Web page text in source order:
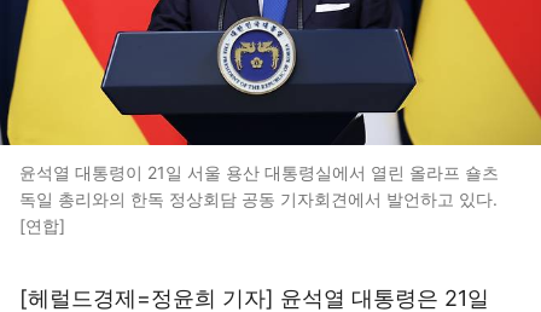
윤석열 대통령이 21일 서울 용산 대통령실에서 열린 올라프 숄츠
독일 총리와의 한독 정상회담 공동 기자회견에서 발언하고 있다.
[연합]
[헤럴드경제=정윤희 기자] 윤석열 대통령은 21일